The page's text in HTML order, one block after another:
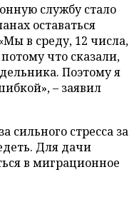
службу стало
оставаться
в среду, 12 числа,
что сказали,
Поэтому я
– заявил
сильного стресса за
Для дачи
в миграционное